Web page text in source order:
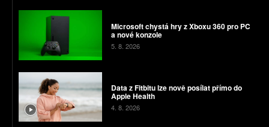
Microsoft chystá hry z Xboxu 360 pro PC
a nové konzole
5. 8. 2026
Data z Fitbitu lze nově posílat přímo do
Apple Health
4. 8. 2026